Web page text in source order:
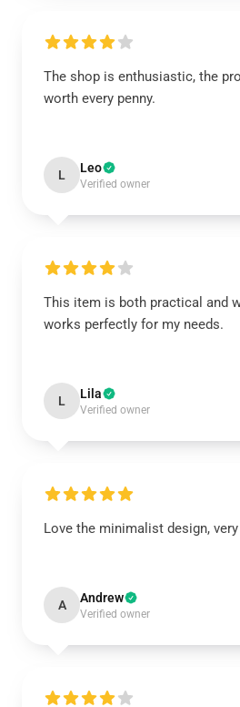
The shop is enthusiastic, the
worth every penny.
L Leo
Verified owner
This item is both practical and
works perfectly for my needs.
L Lila
Verified owner
Love the minimalist design,
A Andrew
Verified owner